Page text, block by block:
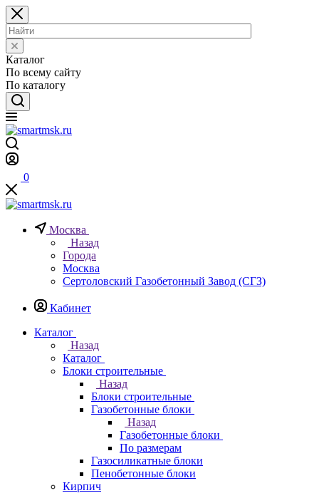
Каталог
По всему сайту
По каталогу
0
Москва
Назад
Города
Москва
Сертоловский Газобетонный Завод (СГЗ)
Кабинет
Каталог
Назад
Каталог
Блоки строительные
Назад
Блоки строительные
Газобетонные блоки
Назад
Газобетонные блоки
По размерам
Газосиликатные блоки
Пенобетонные блоки
Кирпич